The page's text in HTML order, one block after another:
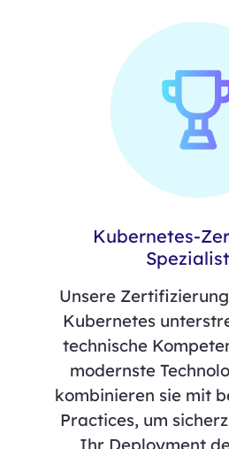
Kubernetes-
Unsere
Kubernetes
technische
modernste
kombinieren sie mit
Practices, um
Ihr Deployment